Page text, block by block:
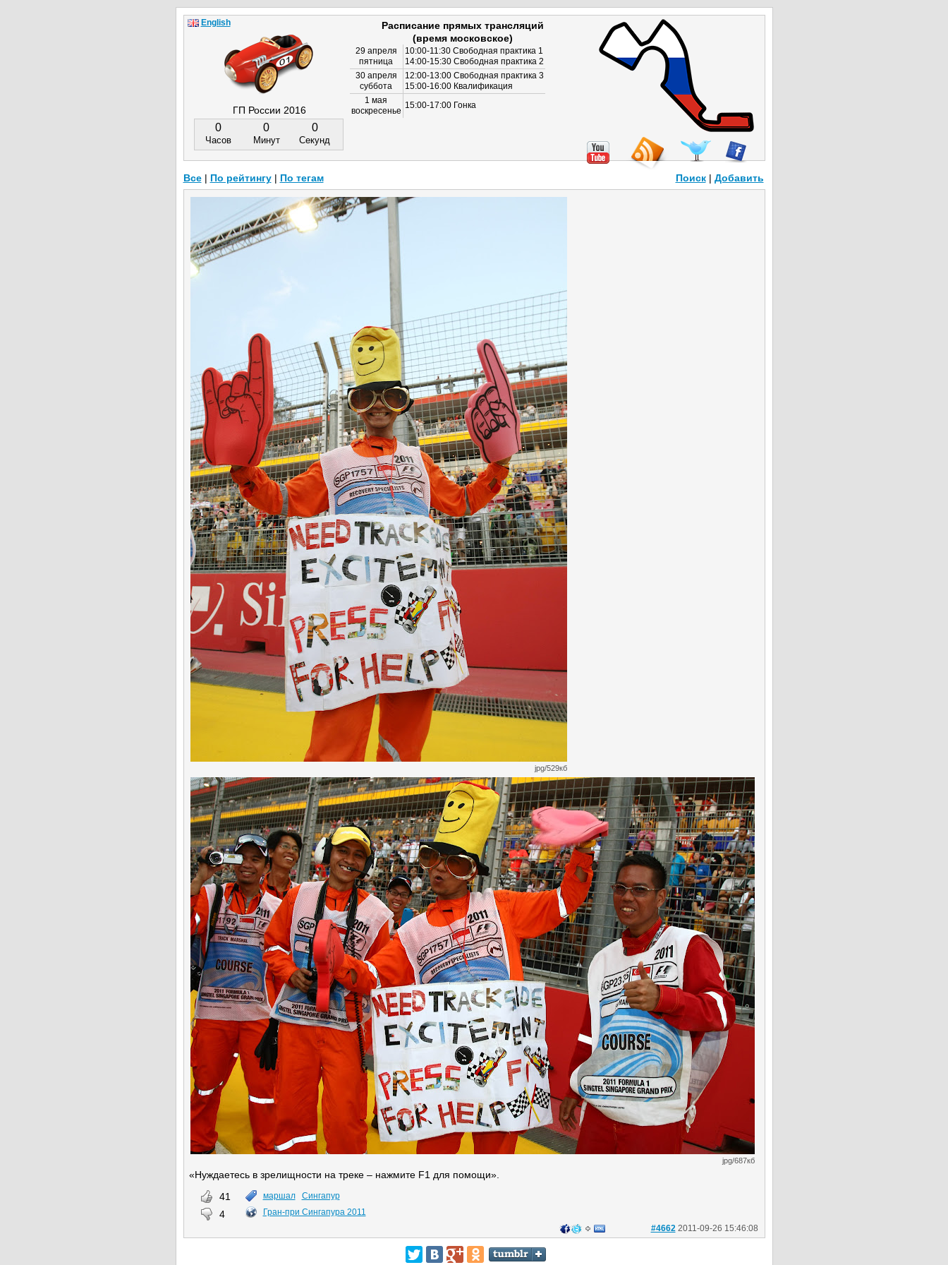
jpg/529кб
jpg/687кб
«Нуждаетесь в зрелищности на треке – нажмите F1 для помощи».
41
4
маршал
Сингапур
Гран-при Сингапура 2011
#4662 2011-09-26 15:46:08
ГП России 2016
0
Часов
0
Минут
0
Секунд
Расписание прямых трансляций
(время московское)
29 апреля
пятница
10:00-11:30 Свободная практика 1
14:00-15:30 Свободная практика 2
30 апреля
суббота
12:00-13:00 Свободная практика 3
15:00-16:00 Квалификация
1 мая
воскресенье
15:00-17:00 Гонка
English
Все| По рейтингу| По тегам Добавить
Поиск|